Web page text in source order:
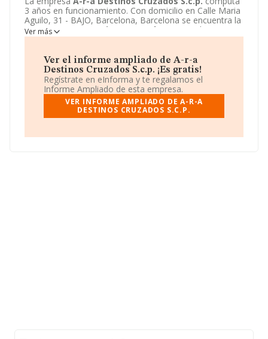
3 años en funcionamiento. Con domicilio en Calle Maria
Aguilo, 31 - BAJO, Barcelona, Barcelona se encuentra la
empresa
A-r-a Destinos Cruzados S.c.p.
. El CNAE que
desarrolla es 5611 - Restaurantes.A-r-a Destinos
Ver más
Ver el informe ampliado de A-r-a
Destinos Cruzados S.c.p. ¡Es gratis!
Regístrate en eInforma y te regalamos el
Informe Ampliado de esta empresa.
VER INFORME AMPLIADO DE A-R-A
DESTINOS CRUZADOS S.C.P.